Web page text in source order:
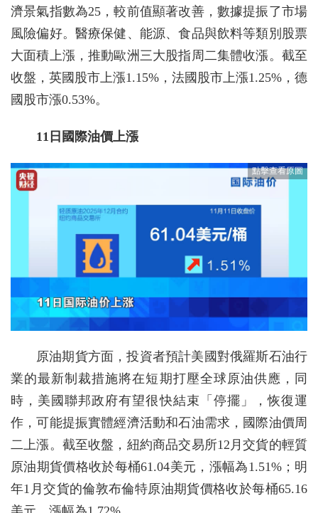
濟景氣指數為25，較前值顯著改善，數據提振了市場
風險偏好。醫療保健、能源、食品與飲料等類別股票
大面積上漲，推動歐洲三大股指周二集體收漲。截至
收盤，英國股市上漲1.15%，法國股市上漲1.25%，德
國股市漲0.53%。
11日國際油價上漲
原油期貨方面，投資者預計美國對俄羅斯石油行
業的最新制裁措施將在短期打壓全球原油供應，同
時，美國聯邦政府有望很快結束「停擺」，恢復運
作，可能提振實體經濟活動和石油需求，國際油價周
二上漲。截至收盤，紐約商品交易所12月交貨的輕質
原油期貨價格收於每桶61.04美元，漲幅為1.51%；明
年1月交貨的倫敦布倫特原油期貨價格收於每桶65.16